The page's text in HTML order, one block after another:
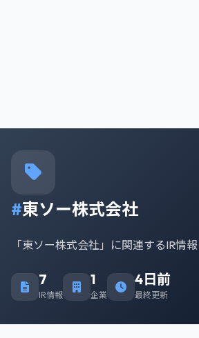
#東ソー株式会社
「東ソー株式会社」に関連するIR情報
7
IR情報
1
企業
4日前
最終更新